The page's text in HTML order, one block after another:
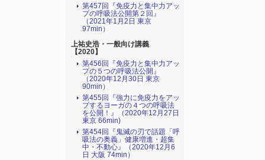
第457回『免疫力と集中力アッ
プの呼吸法公開第２回』
（2021年1月2日 東京
97min）
上祐史浩・一般向け講義
【2020】
第456回『免疫力と集中力アッ
プの５つの呼吸法公開』
（2020年12月30日 東京
90min）
第455回『強力に免疫力をアッ
プするヨーガの４つの呼吸法
を公開！』（2020年12月27日
東京 66min)
第454回『鬼滅の刃で話題「呼
吸法の奥義」健康増進・超集
中・不動心』（2020年12月6
日 大阪 74min）